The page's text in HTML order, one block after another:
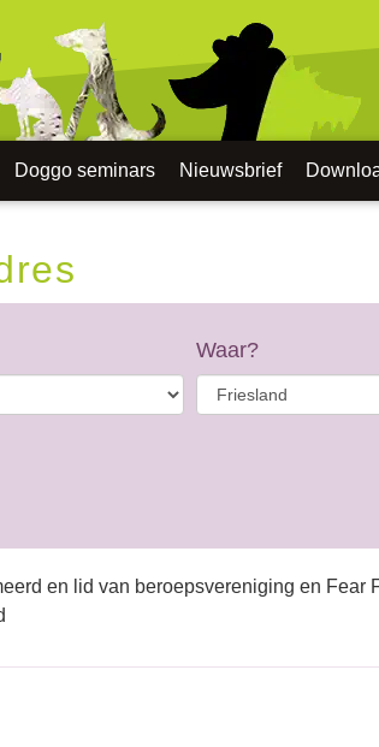
Doggo seminars Nieuwsbrief
Waar?
en lid van beroepsvereniging en Fear